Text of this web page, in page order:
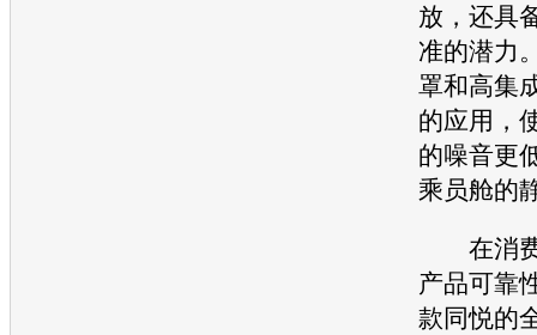
放，还具
准的潜力
罩和高集
的应用，
的噪音更
乘员舱的
在消费
产品可靠
款同悦的